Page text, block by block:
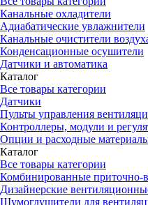
Канальные охладители
Адиабатические увлажнители
Канальные очистители
Конденсационные осушители
Датчики и автоматика
Каталог
Все товары категории
Датчики
Пульты управления
Контроллеры, модули и
Опции и расходные
Каталог
Все товары категории
Комбинированные приточно-
Дизайнерские
Шумоглушители для